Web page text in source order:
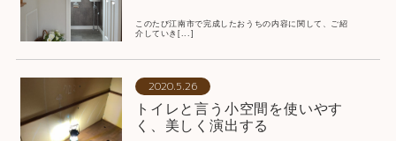
このたび江南市で完成したおうちの内容に関して、ご紹
介していき[...]
2020.5.26
トイレと言う小空間を使いやす
く、美しく演出する